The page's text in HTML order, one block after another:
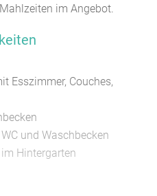
im Angebot.
Esszimmer, Couches,
und Waschbecken
Hintergarten